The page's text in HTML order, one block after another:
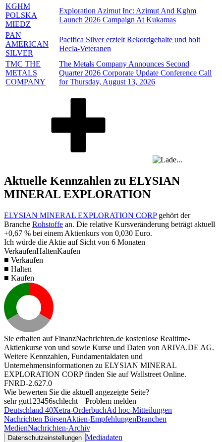
KGHM
POLSKA
MIEDZ
Exploration Azimut Inc: Azimut And Kghm
Launch 2026 Campaign At Kukamas
PAN
AMERICAN
SILVER
Pacifica Silver erzielt Rekordgehalte und holt
Hecla-Veteranen
TMC THE
METALS
COMPANY
The Metals Company Announces Second
Quarter 2026 Corporate Update Conference Call
for Thursday, August 13, 2026
Aktuelle Kennzahlen zu ELYSIAN
MINERAL EXPLORATION
ELYSIAN MINERAL EXPLORATION CORPgehört der
Branche Rohstoffe an. Die relative Kursveränderung beträgt aktuell
+0,67 % bei einem Aktienkurs von 0,030 Euro.
Ich würde die Aktie auf Sicht von 6 Monaten
VerkaufenHaltenKaufen
■ Verkaufen
■ Halten
■ Kaufen
Sie erhalten auf FinanzNachrichten.de kostenlose Realtime-
Aktienkurse von und sowie Kurse und Daten von ARIVA.DE AG.
Weitere Kennzahlen, Fundamentaldaten und
Unternehmensinformationen zu ELYSIAN MINERAL
EXPLORATION CORP finden Sie aufWallstreet Online.
FNRD-2.627.0
Wie bewerten Sie die aktuell angezeigte Seite?
sehr gut1 23456schlecht
Problem melden
Deutschland 40Xetra-OrderbuchAd hoc-Mitteilungen
Nachrichten BörsenAktien-EmpfehlungenBranchen
MedienNachrichten-Archiv
Datenschutzeinstellungen Mediadaten